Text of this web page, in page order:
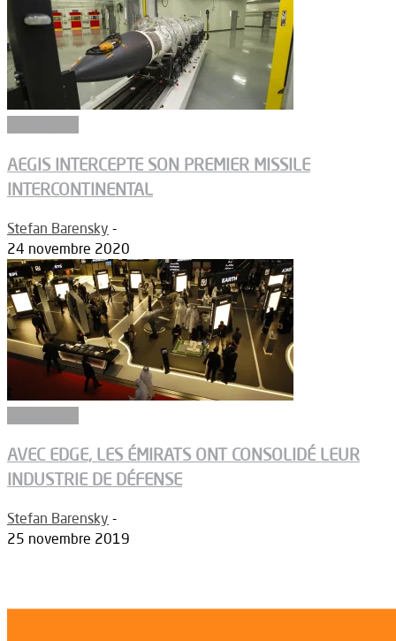
AEGIS INTERCEPTE SON PREMIER MISSILE
INTERCONTINENTAL
Stefan Barensky -
24 novembre 2020
AVEC EDGE, LES ÉMIRATS ONT CONSOLIDÉ LEUR
INDUSTRIE DE DÉFENSE
Stefan Barensky -
25 novembre 2019